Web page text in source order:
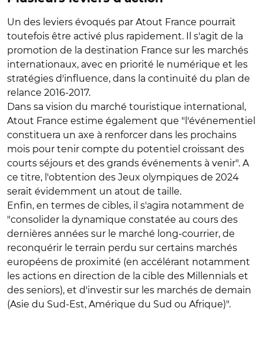
Un des leviers évoqués par Atout France pourrait
toutefois être activé plus rapidement. Il s'agit de la
promotion de la destination France sur les marchés
internationaux, avec en priorité le numérique et les
stratégies d'influence, dans la continuité du plan de
relance 2016-2017.
Dans sa vision du marché touristique international,
Atout France estime également que "l'événementiel
constituera un axe à renforcer dans les prochains
mois pour tenir compte du potentiel croissant des
courts séjours et des grands événements à venir". A
ce titre, l'obtention des Jeux olympiques de 2024
serait évidemment un atout de taille.
Enfin, en termes de cibles, il s'agira notamment de
"consolider la dynamique constatée au cours des
dernières années sur le marché long-courrier, de
reconquérir le terrain perdu sur certains marchés
européens de proximité (en accélérant notamment
les actions en direction de la cible des Millennials et
des seniors), et d'investir sur les marchés de demain
(Asie du Sud-Est, Amérique du Sud ou Afrique)".